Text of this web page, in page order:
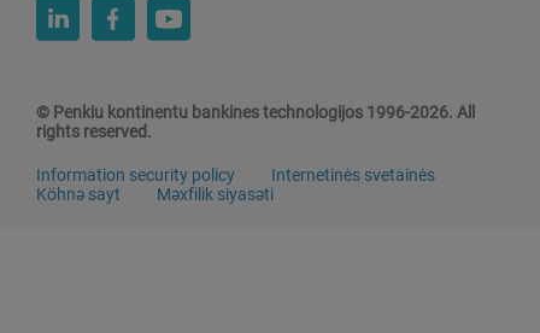
© Penkiu kontinentu bankines technologijos 1996-2026. All
rights reserved.
Information security policy
Internetinės svetainės
Köhnə sayt
Məxfilik siyasəti